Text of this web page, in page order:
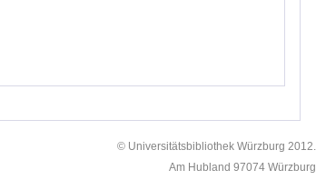
© Universitätsbibliothek Würzburg 2012.
Am Hubland 97074 Würzburg